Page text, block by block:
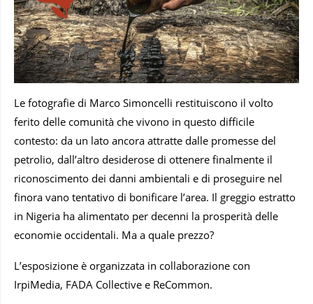
Le fotografie di Marco Simoncelli restituiscono il volto
ferito delle comunità che vivono in questo difficile
contesto: da un lato ancora attratte dalle promesse del
petrolio, dall’altro desiderose di ottenere finalmente il
riconoscimento dei danni ambientali e di proseguire nel
finora vano tentativo di bonificare l’area. Il greggio estratto
in Nigeria ha alimentato per decenni la prosperità delle
economie occidentali. Ma a quale prezzo?
L’esposizione è organizzata in collaborazione con
IrpiMedia, FADA Collective e ReCommon.